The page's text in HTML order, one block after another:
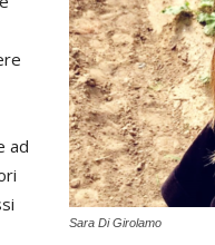
Sara Di Girolamo
ad